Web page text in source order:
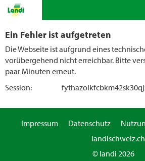
Ein Fehler ist aufgetreten
Die Webseite ist aufgrund eines
vorübergehend nicht erreichbar. Bitte
paar Minuten erneut.
Session:
Impressum Datenschutz
landischweiz.ch
© landi 2026